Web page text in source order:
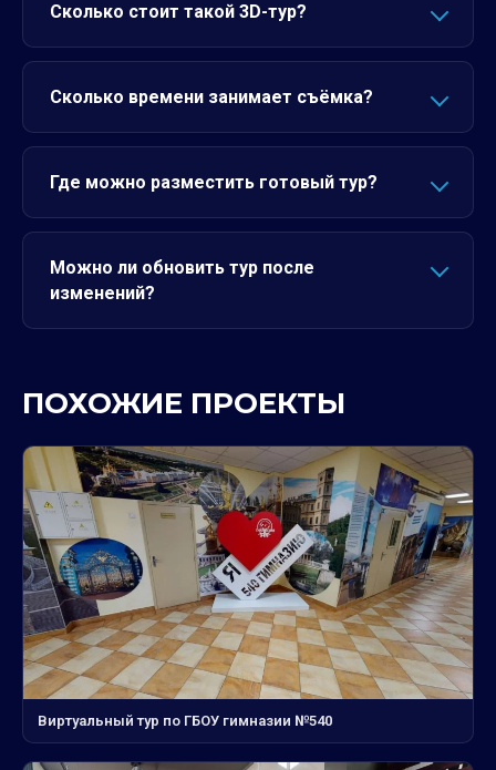
Сколько стоит такой 3D-тур?
Сколько времени занимает съёмка?
Где можно разместить готовый тур?
Можно ли обновить тур после
изменений?
ПОХОЖИЕ ПРОЕКТЫ
Виртуальный тур по ГБОУ гимназии №540